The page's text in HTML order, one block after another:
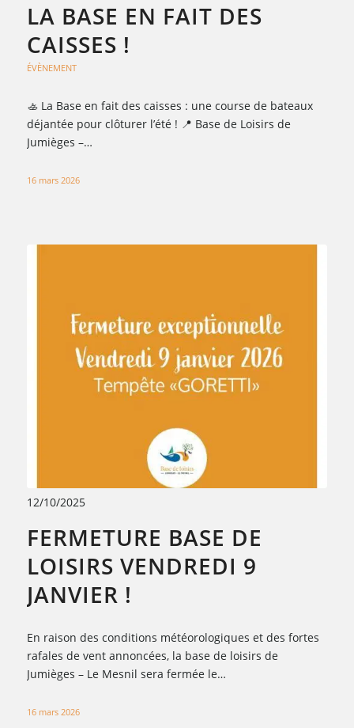
LA BASE EN FAIT DES
CAISSES !
ÉVÈNEMENT
🚣 La Base en fait des caisses : une course de bateaux
déjantée pour clôturer l’été ! 📍 Base de Loisirs de
Jumièges –…
16 mars 2026
12/10/2025
FERMETURE BASE DE
LOISIRS VENDREDI 9
JANVIER !
En raison des conditions météorologiques et des fortes
rafales de vent annoncées, la base de loisirs de
Jumièges – Le Mesnil sera fermée le…
16 mars 2026